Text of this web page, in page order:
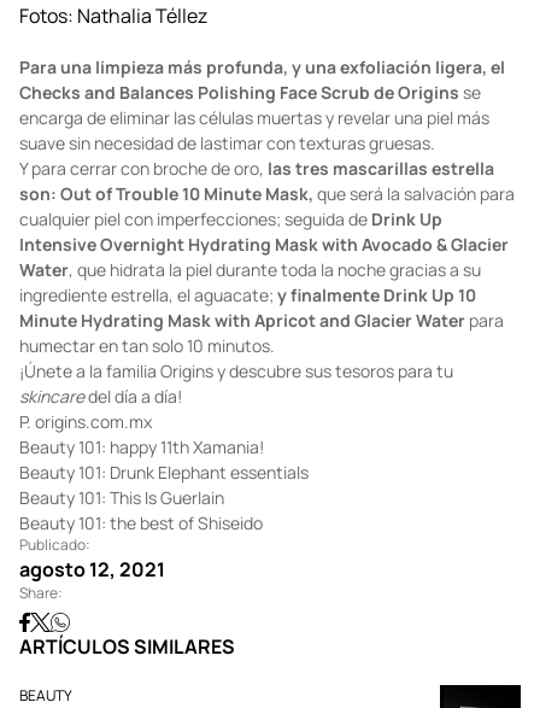
Fotos: Nathalia Téllez
Para una limpieza más profunda, y una exfoliación ligera, el
Checks and Balances Polishing Face Scrub de Origins se
encarga de eliminar las células muertas y revelar una piel más
suave sin necesidad de lastimar con texturas gruesas.
Y para cerrar con broche de oro, las tres mascarillas estrella
son: Out of Trouble 10 Minute Mask, que será la salvación para
cualquier piel con imperfecciones; seguida de Drink Up
Intensive Overnight Hydrating Mask with Avocado & Glacier
Water, que hidrata la piel durante toda la noche gracias a su
ingrediente estrella, el aguacate; y finalmente Drink Up 10
Minute Hydrating Mask with Apricot and Glacier Water para
humectar en tan solo 10 minutos.
¡Únete a la familia Origins y descubre sus tesoros para tu
skincaredel día a día!
P. origins.com.mx
Beauty 101: happy 11th Xamania!
Beauty 101: Drunk Elephant essentials
Beauty 101: This Is Guerlain
Beauty 101: the best of Shiseido
Publicado:
agosto 12, 2021
Share:
ARTÍCULOS SIMILARES
BEAUTY